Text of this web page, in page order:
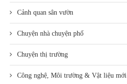
Cảnh quan sân vườn
Chuyện nhà chuyện phố
Chuyện thị trường
Công nghệ, Môi trường & Vật liệu mới